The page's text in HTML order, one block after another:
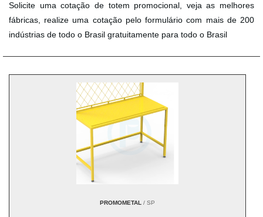
Solicite uma cotação de totem promocional, veja as melhores
fábricas, realize uma cotação pelo formulário com mais de 200
indústrias de todo o Brasil gratuitamente para todo o Brasil
PROMOMETAL / SP